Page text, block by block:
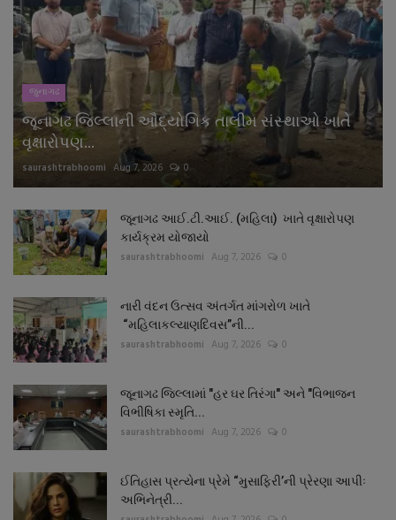
જુનાગઢ
જૂનાગઢ જિલ્લાની ઔદ્યોગિક તાલીમ સંસ્થાઓ ખાતે
વૃક્ષારોપણ...
saurashtrabhoomi Aug 7, 2026 0
જૂનાગઢ આઈ.ટી.આઈ. (મહિલા) ખાતે વૃક્ષારોપણ
કાર્યક્રમ યોજાયો
saurashtrabhoomi Aug 7, 2026 0
નારી વંદન ઉત્સવ અંતર્ગત માંગરોળ ખાતે
“મહિલાકલ્યાણદિવસ”ની...
saurashtrabhoomi Aug 7, 2026 0
જૂનાગઢ જિલ્લામાં "હર ઘર તિરંગા" અને "વિભાજન
વિભીષિકા સ્મૃતિ...
saurashtrabhoomi Aug 7, 2026 0
ઈતિહાસ પ્રત્યેના પ્રેમે “મુસાફિરી’ની પ્રેરણા આપીઃ
અભિનેત્રી...